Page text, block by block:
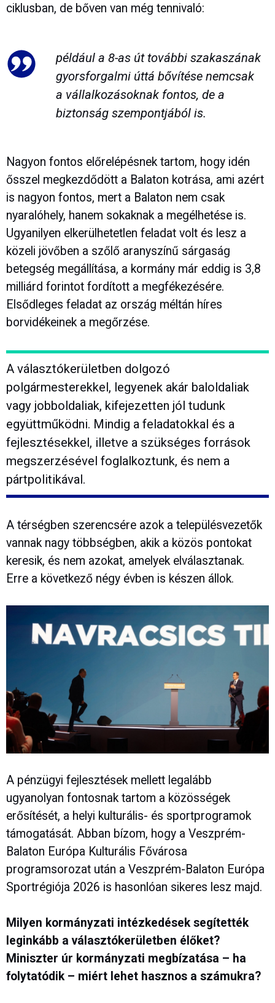
ciklusban, de bőven van még tennivaló:
például a 8-as út további szakaszának
gyorsforgalmi úttá bővítése nemcsak
a vállalkozásoknak fontos, de a
biztonság szempontjából is.
Nagyon fontos előrelépésnek tartom, hogy idén
ősszel megkezdődött a Balaton kotrása, ami azért
is nagyon fontos, mert a Balaton nem csak
nyaralóhely, hanem sokaknak a megélhetése is.
Ugyanilyen elkerülhetetlen feladat volt és lesz a
közeli jövőben a szőlő aranyszínű sárgaság
betegség megállítása, a kormány már eddig is 3,8
milliárd forintot fordított a megfékezésére.
Elsődleges feladat az ország méltán híres
borvidékeinek a megőrzése.
A választókerületben dolgozó
polgármesterekkel, legyenek akár baloldaliak
vagy jobboldaliak, kifejezetten jól tudunk
együttműködni. Mindig a feladatokkal és a
fejlesztésekkel, illetve a szükséges források
megszerzésével foglalkoztunk, és nem a
pártpolitikával.
A térségben szerencsére azok a településvezetők
vannak nagy többségben, akik a közös pontokat
keresik, és nem azokat, amelyek elválasztanak.
Erre a következő négy évben is készen állok.
A pénzügyi fejlesztések mellett legalább
ugyanolyan fontosnak tartom a közösségek
erősítését, a helyi kulturális- és sportprogramok
támogatását. Abban bízom, hogy a Veszprém-
Balaton Európa Kulturális Fővárosa
programsorozat után a Veszprém-Balaton Európa
Sportrégiója 2026 is hasonlóan sikeres lesz majd.
Milyen kormányzati intézkedések segítették
leginkább a választókerületben élőket?
Miniszter úr kormányzati megbízatása – ha
folytatódik – miért lehet hasznos a számukra?